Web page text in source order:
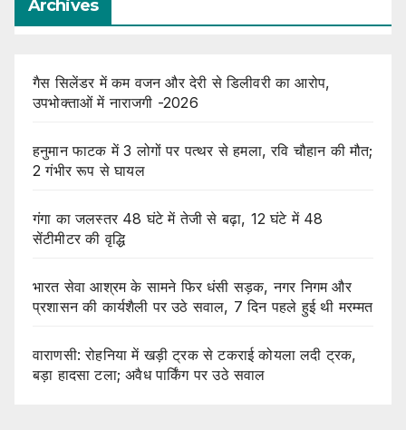
Archives
गैस सिलेंडर में कम वजन और देरी से डिलीवरी का आरोप,
उपभोक्ताओं में नाराजगी -2026
हनुमान फाटक में 3 लोगों पर पत्थर से हमला, रवि चौहान की मौत;
2 गंभीर रूप से घायल
गंगा का जलस्तर 48 घंटे में तेजी से बढ़ा, 12 घंटे में 48
सेंटीमीटर की वृद्धि
भारत सेवा आश्रम के सामने फिर धंसी सड़क, नगर निगम और
प्रशासन की कार्यशैली पर उठे सवाल, 7 दिन पहले हुई थी मरम्मत
वाराणसी: रोहनिया में खड़ी ट्रक से टकराई कोयला लदी ट्रक,
बड़ा हादसा टला; अवैध पार्किंग पर उठे सवाल